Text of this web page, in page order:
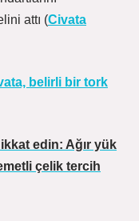
attı (Civata
belirli bir tork
edin: Ağır yük
çelik tercih